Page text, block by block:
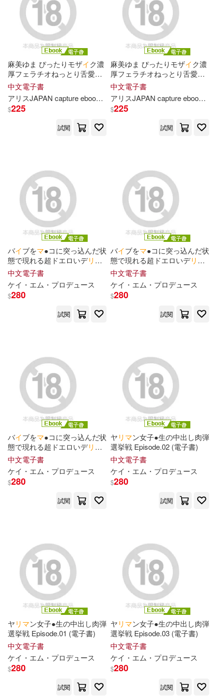
ポール・クルーグマン(1)
ポール・ダンス(1)
マキマヨ(1)
マグダレーナ・イェレンスカ(1)
マーサ・マムフォード(1)
ミブヨシカズ(1)
ヤスイリオスケ(1) ヤマイ(1)
ヤマダハルイチ(1)
ユリアン森江原ニールセン(1)
ラインコミュニケーションズ(1)
レイナ・ランドリー(1)
ロイ・チャップマン・アンドリュ
ロックハート(1)
ローレン・ウェイジャー(1)
ヲナヲ(1)
三堂マツリ(1)
三河ごーすと(GA文庫/SBクリエイ
ティブ刊)(1)
三鼓詩(1) 下野圭(1)
九マ564(1) 伊藤和憲(1)
佐伯さん (著)(1)
麻美ゆま ぴったりモザイク濃
厚フェラチオねっとり舌愛撫
Vol.2 【アリ
ebook デジタル
版】 (電子書)
中文電子書
アリ スJAPAN capture ebook 麻美ゆま
$225
試閱
麻美ゆま ぴったりモザイク濃
厚フェラチオねっとり舌愛撫
Vol.1 【アリ
ebook デジタル
版】 (電子書)
中文電子書
アリ スJAPAN capture ebook
$225
試閱
バイブをマ●コに突っ込んだ状
態で現れる超ドエロいデリ ヘ
ル Episode.02 (電子書)
中文電子書
ケイ ・エム・プロデュ ース
$280
試閱
バイブをマ●コに突っ込んだ状
態で現れる超ドエロいデリ ヘ
ル Episode.03 (電子書)
中文電子書
ケイ ・エム・プロデュ ース
$280
試閱
バイブをマ●コに突っ込んだ状
態で現れる超ドエロいデリ ヘ
ル Episode.01 (電子書)
中文電子書
ケイ ・エム・プロデュ ース
$280
試閱
ヤリ マン女子●生の中出し肉弾
選挙戦 Episode.02 (電子書)
中文電子書
ケイ ・エム・プロデュ ース
$280
試閱
ヤリ マン女子●生の中出し肉弾
選挙戦 Episode.01 (電子書)
中文電子書
ケイ ・エム・プロデュ ース
$280
試閱
ヤリ マン女子●生の中出し肉弾
選挙戦 Episode.03 (電子書)
中文電子書
ケイ ・エム・プロデュ ース
$280
試閱